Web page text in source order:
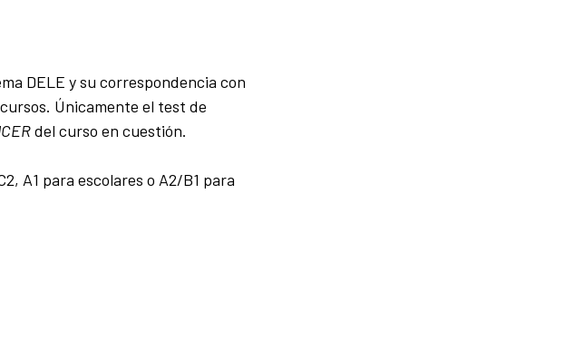
DELE y su correspondencia con
Únicamente el test de
del curso en cuestión.
A1 para escolares o A2/B1 para